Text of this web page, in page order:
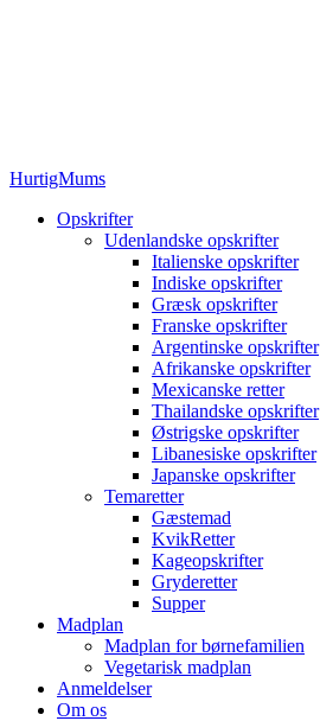
HurtigMums
Opskrifter
Udenlandske opskrifter
Italienske opskrifter
Indiske opskrifter
Græsk opskrifter
Franske opskrifter
Argentinske opskrifter
Afrikanske opskrifter
Mexicanske retter
Thailandske opskrifter
Østrigske opskrifter
Libanesiske opskrifter
Japanske opskrifter
Temaretter
Gæstemad
KvikRetter
Kageopskrifter
Gryderetter
Supper
Madplan
Madplan for børnefamilien
Vegetarisk madplan
Anmeldelser
Om os